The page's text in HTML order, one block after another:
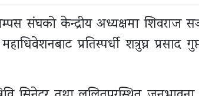
संघको केन्द्रीय अध्यक्षमा शिवराज
प्रतिस्पर्धी शत्रुघ्न प्रसाद